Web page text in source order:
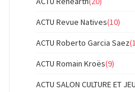
ACTU Revue Natives(10)
ACTU Roberto Garcia Saez
ACTU Romain Kroës(9)
ACTU SALON CULTURE ET